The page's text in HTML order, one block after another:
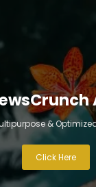
&
Click Here